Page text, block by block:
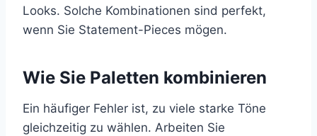
Looks. Solche Kombinationen sind perfekt,
wenn Sie Statement-Pieces mögen.
Wie Sie Paletten kombinieren
Ein häufiger Fehler ist, zu viele starke Töne
gleichzeitig zu wählen. Arbeiten Sie